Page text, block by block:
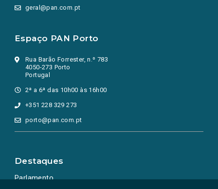
geral@pan.com.pt
Espaço PAN Porto
Rua Barão Forrester, n.º 783
4050-273 Porto
Portugal
2ª a 6ª das 10h00 às 16h00
+351 228 329 273
porto@pan.com.pt
Destaques
Parlamento